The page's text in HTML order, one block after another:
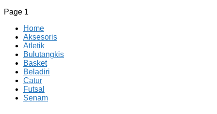
Page 1
Home
Aksesoris
Atletik
Bulutangkis
Basket
Beladiri
Catur
Futsal
Senam